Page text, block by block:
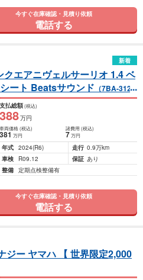
今すぐ在庫確認・見積り依頼
電話する
新着
エアニヴェルサーリオ 1.4 ベ
ート Beatsサウンド （7BA-3121
支払総額(税込)
388万円
車両価格(税込)
381万円
諸費用 (税込)
7 万円
年式 2024(R6) 走行 0.9万km
車検
R09.12 保証 あり
整備 定期点検整備有
今すぐ在庫確認・見積り依頼
電話する
ジー ヤマハ 【 世界限定2,000